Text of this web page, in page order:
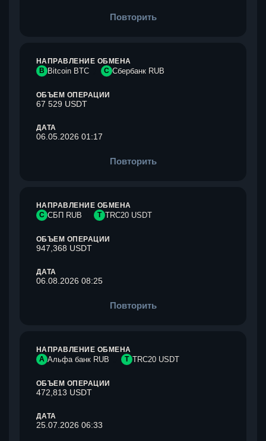
Повторить
НАПРАВЛЕНИЕ ОБМЕНА
B Bitcoin BTC С Сбербанк RUB
ОБЪЕМ ОПЕРАЦИИ
67 529 USDT
ДАТА
06.05.2026 01:17
Повторить
НАПРАВЛЕНИЕ ОБМЕНА
С СБП RUB T TRC20 USDT
ОБЪЕМ ОПЕРАЦИИ
947,368 USDT
ДАТА
06.08.2026 08:25
Повторить
НАПРАВЛЕНИЕ ОБМЕНА
А Альфа банк RUB T TRC20 USDT
ОБЪЕМ ОПЕРАЦИИ
472,813 USDT
ДАТА
25.07.2026 06:33